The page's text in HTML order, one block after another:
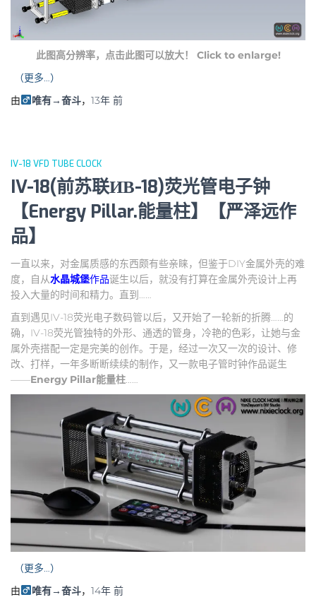
此图高分辨率，点击此图可以放大！ Click to enlarge!
（更多…）
由
唯有→奋斗， 13年前
IV-18 VFD TUBE CLOCK
IV-18(前苏联ИВ-18)荧光管电子钟
【Energy Pillar.能量柱】【严泽远作
品】
一直以来，对金属质感的东西颇有些亲睐，但鉴于DIY金属外壳的难
度，自从水晶城堡作品诞生以后，就没有打算在金属外壳设计上再
投入大量的时间和精力。直到……
直到遇见IV-18荧光电子数码管以后，又开始了一轮新的折腾……的
确，IV-18荧光管独特的外形、通透的管身，冷艳的色彩，让她与金
属外壳搭配一定是完美的创作。于是，经过一次又一次的设计、修
改、打样，一年多断断续续的制作，又一款电子管时钟作品诞生
——Energy Pillar能量柱……
（更多…）
由
唯有→奋斗， 14年前